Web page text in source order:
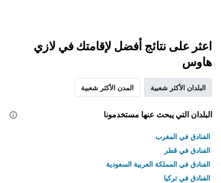
اعثر على نتائج أفضل لإقامتك في لازي
هاوس
البلدان الأكثر شعبية المدن الأكثر شعبية
البلدان التي يبحث عنها مستخدمونا
الفنادق في المغرب
الفنادق في قطر
الفنادق في المملكة العربية السعودية
الفنادق في تركيا